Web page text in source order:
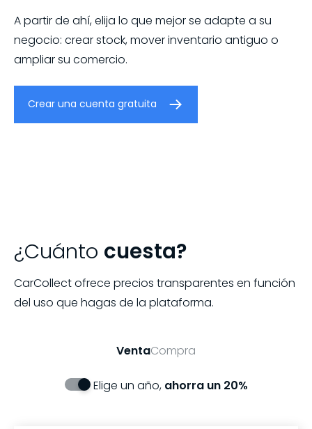
A partir de ahí, elija lo que mejor se adapte a su
negocio: crear stock, mover inventario antiguo o
ampliar su comercio.
Crear una cuenta gratuita
¿Cuánto cuesta?
CarCollect ofrece precios transparentes en función
del uso que hagas de la plataforma.
VentaCompra
Elige un año, ahorra un 20%